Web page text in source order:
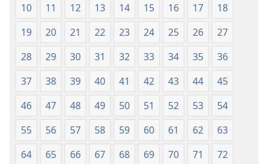
10
11 12 13 14 15 16 17
18
19
20 21 22 23 24 25 26
27
28
29 30 31 32 33 34 35
36
37
38 39 40 41 42 43 44
45
46
47 48 49 50 51 52 53
54
55
56 57 58 59 60 61 62
63
64
65 66 67 68 69 70 71
72